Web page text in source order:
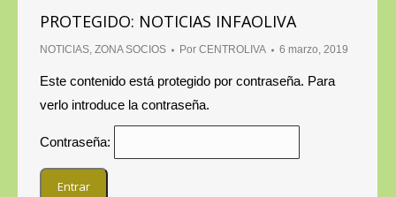
PROTEGIDO: NOTICIAS INFAOLIVA
NOTICIAS, ZONA SOCIOS Por CENTROLIVA 6 marzo, 2019
Este contenido está protegido por contraseña. Para
verlo introduce la contraseña.
Contraseña: